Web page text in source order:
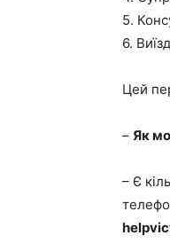
5.
6.
Цей
– Як
– Є